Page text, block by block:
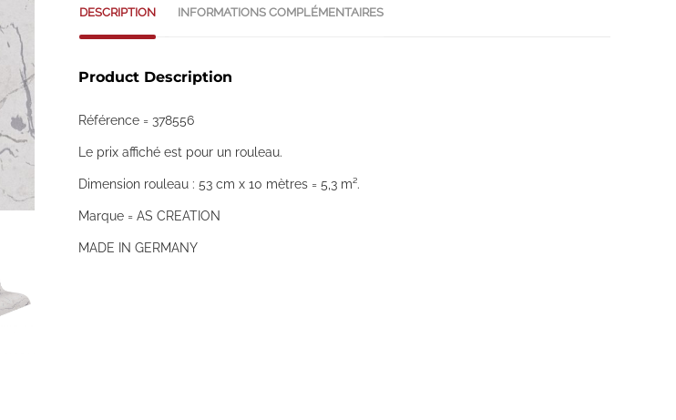
DESCRIPTION INFORMATIONS COMPLÉMENTAIRES
Product Description
Référence = 378556
Le prix affiché est pour un rouleau.
Dimension rouleau : 53 cm x 10 mètres = 5,3 m².
Marque = AS CREATION
MADE IN GERMANY